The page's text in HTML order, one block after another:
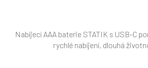
Nabíjecí AAA baterie STATIK s USB-C
rychlé nabíjení, dlouhá